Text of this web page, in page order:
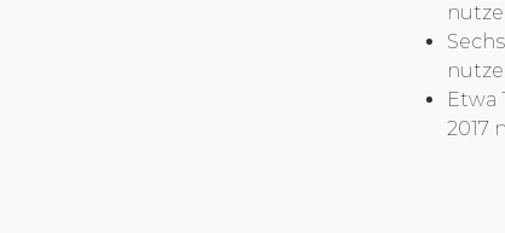
Etwa
2017